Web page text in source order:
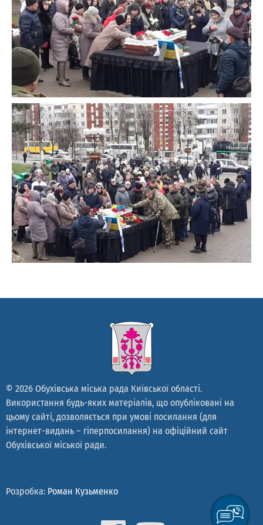
© 2026 Обухівська міська рада Київської області.
Використання будь-яких матеріалів, що опубліковані на
цьому сайті, дозволяється при умові посилання (для
інтернет-видань – гіперпосилання) на офіційний сайт
Обухівської міської ради.
Розробка: Роман Кузьменко